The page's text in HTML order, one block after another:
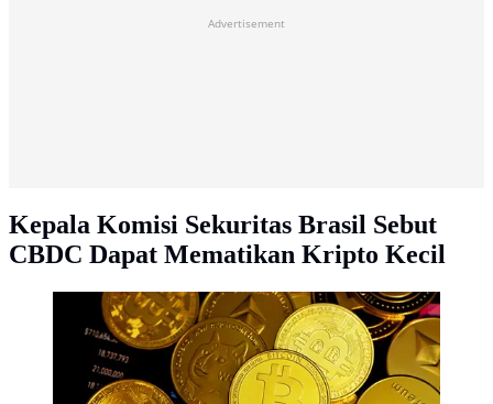
Advertisement
Kepala Komisi Sekuritas Brasil Sebut
CBDC Dapat Mematikan Kripto Kecil